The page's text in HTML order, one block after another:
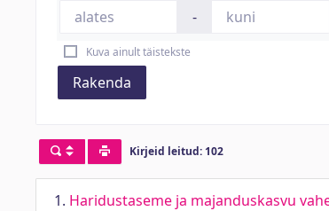
-
Kuva ainult täistekste
Rakenda
Kirjeid leitud: 102
1. Haridustaseme ja majanduskasvu